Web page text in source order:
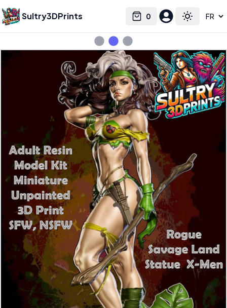
Sultry3DPrints 0
Cart Toggle
Select language